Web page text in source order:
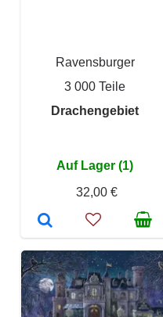
Ravensburger
3 000 Teile
Drachengebiet
Auf Lager (1)
32,00 €